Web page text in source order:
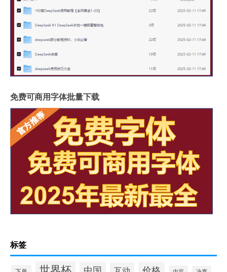
免费可商用字体批量下载
标签
世界杯